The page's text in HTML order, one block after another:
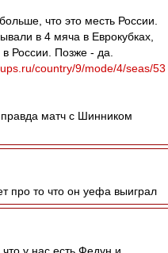
что это месть России.
в 4 мяча в Еврокубках,
России. Позже - да.
country/9/mode/4/seas/53
матч с Шинником
про то что он уефа выиграл